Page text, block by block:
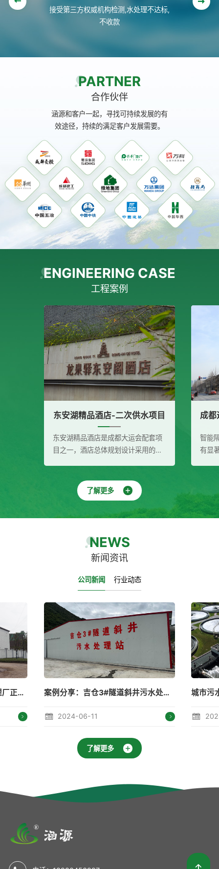
6小时内给出处理方案,24小时内到达设
备现场
PARTNER
合作伙伴
涵源和客户一起，寻找可持续发展的有
效途径，持续的满足客户发展需要。
ENGINEERING CASE
工程案例
店-二次供水项目
是成都大运会配套项
体规划设计采用的是
布局，充分结合场地
成都远洋太古里-隔油提升设备采购项目
智能隔油提升设备在废水处理领域具
有显著的作用和优势。它能够高效地
分离污水中的油脂和杂质，实现污水
并保护环境。同时，该设备还具有广
泛的应用领域和多重效益，为废水处
理行业带来了新的发展机遇。
了解更多
NEWS
新闻资讯
公司新闻 行业动态
案例分享：吉仓3#隧道斜井污水处理站 城市污水处理---守住碧水蓝天
了解更多